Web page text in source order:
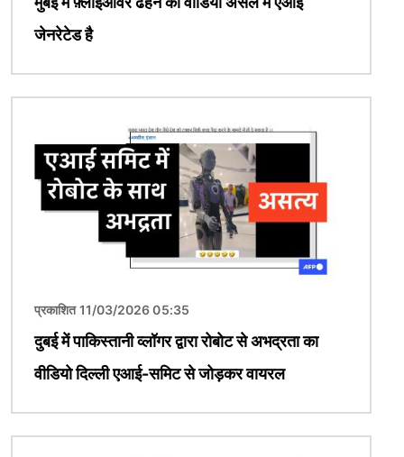
जेनरेटेड है
प्रकाशित 11/03/2026 05:35
दुबई में पाकिस्तानी व्लॉगर द्वारा रोबोट से अभद्रता का
वीडियो दिल्ली एआई-समिट से जोड़कर वायरल